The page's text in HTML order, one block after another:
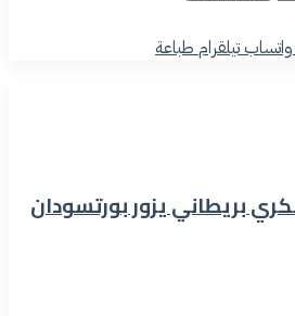
واتسابتيلقرامطباعة
بريطاني يزور بورتسودان